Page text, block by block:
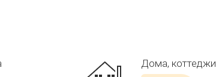
Дома, коттеджи